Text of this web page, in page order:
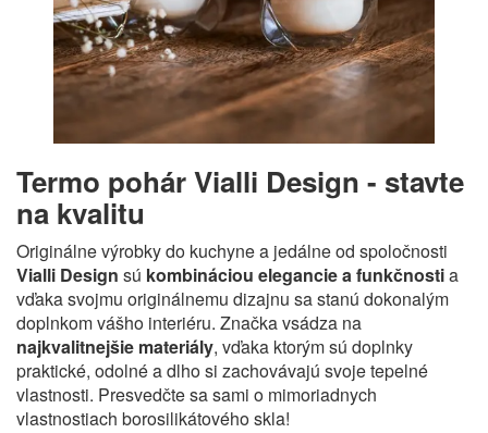
Termo pohár Vialli Design - stavte
na kvalitu
Originálne výrobky do kuchyne a jedálne od spoločnosti
Vialli Design sú kombináciou elegancie a funkčnostia
vďaka svojmu originálnemu dizajnu sa stanú dokonalým
doplnkom vášho interiéru. Značka vsádza na
najkvalitnejšie materiály, vďaka ktorým sú doplnky
praktické, odolné a dlho si zachovávajú svoje tepelné
vlastnosti. Presvedčte sa sami o mimoriadnych
vlastnostiach borosilikátového skla!